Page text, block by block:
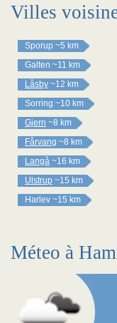
Villes
Sporup ~5 km
Galten ~11 km
Låsby ~12 km
Sorring ~10 km
Gjern ~8 km
Fårvang ~8 km
Langå ~16 km
Ulstrup ~15 km
Harlev ~15 km
Méteo à